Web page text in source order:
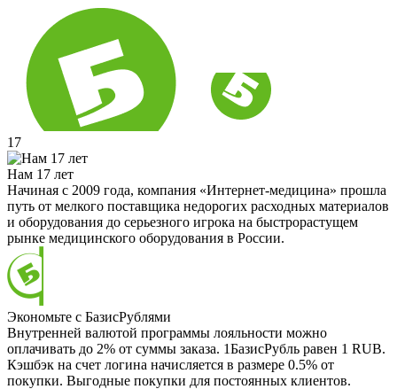
17
Нам 17 лет
Начиная с 2009 года, компания «Интернет-медицина» прошла
путь от мелкого поставщика недорогих расходных материалов
и оборудования до серьезного игрока на быстрорастущем
рынке медицинского оборудования в России.
Экономьте с БазисРублями
Внутренней валютой программы лояльности можно
оплачивать до 2% от суммы заказа. 1БазисРубль равен 1 RUB.
Кэшбэк на счет логина начисляется в размере 0.5% от
покупки. Выгодные покупки для постоянных клиентов.